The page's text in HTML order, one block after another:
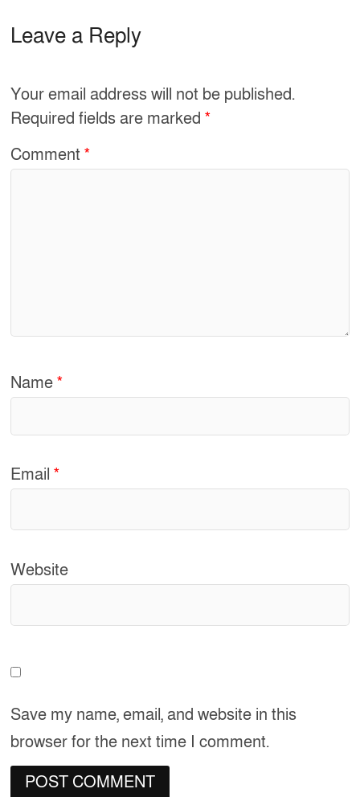
e
o
o
k
a
e
Leave a Reply
Your email address will not be published.
Required fields are marked*
Comment*
Name*
Email*
Website
Save my name, email, and website in this
browser for the next time I comment.